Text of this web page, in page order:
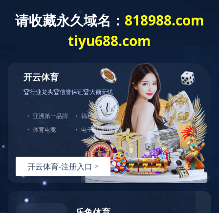
总机：0510-88551801
xibiao@casodromo.com
米兰官方站网页版-米兰MiLan（中国）
产品展示
产品展示 返回